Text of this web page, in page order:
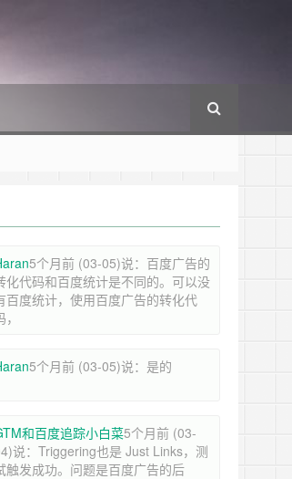
5个月前 (03-05)说：百度广告的
化代码和百度统计是不同的。可以没
百度统计，使用百度广告的转化代
5个月前 (03-05)说：是的
和百度追踪小白菜5个月前 (03-
说：Triggering也是 Just Links，测
触发成功。问题是百度广告的后